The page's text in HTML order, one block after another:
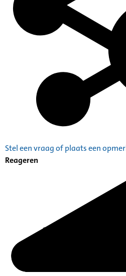
Stel een vraag of plaats een
Reageren